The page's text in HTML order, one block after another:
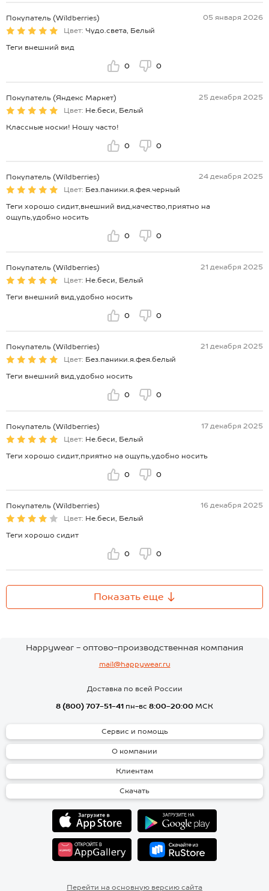
Покупатель (Wildberries)
05 января 2026
Цвет: Чудо.света, Белый
Теги внешний вид
0 0
Покупатель (Яндекс Маркет)
25 декабря 2025
Цвет: Не.беси, Белый
Классные носки! Ношу часто!
0 0
Покупатель (Wildberries)
24 декабря 2025
Цвет: Без.паники.я.фея.черный
Теги хорошо сидит,внешний вид,качество,приятно на
ощупь,удобно носить
0 0
Покупатель (Wildberries)
21 декабря 2025
Цвет: Не.беси, Белый
Теги внешний вид,удобно носить
0 0
Покупатель (Wildberries)
21 декабря 2025
Цвет: Без.паники.я.фея.белый
Теги внешний вид,удобно носить
0 0
Покупатель (Wildberries)
17 декабря 2025
Цвет: Не.беси, Белый
Теги хорошо сидит,приятно на ощупь,удобно носить
0 0
Покупатель (Wildberries)
16 декабря 2025
Цвет: Не.беси, Белый
Теги хорошо сидит
0 0
Показать еще
Happywear - оптово-производственная компания
mail@happywear.ru
Доставка по всей России
8 (800) 707-51-41 пн-вс 8:00-20:00 МСК
Сервис и помощь
О компании
Клиентам
Скачать
Перейти на основную версию сайта